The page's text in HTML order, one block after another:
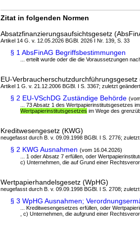
Zitat in folgenden Normen
Absatzfinanzierungsaufsichtsgesetz
Artikel 14 G. v. 12.05.2026 BGBl. 2026 I Nr. 139, S. 33
§ 1 AbsFinAG Begriffsbestimmungen
... erteilt wurde oder die die Voraussetzungen
EU-Verbraucherschutzdurchführungsgesetz
Artikel 1 G. v. 21.12.2006 BGBl. I S. 3367; zuletzt
§ 2 EU-VSchDG Zuständige Behörde
... 73 Absatz 1 des Wertpapierinstitutsgesetzes
Wertpapierinstitutsgesetzes im Wege des
Kreditwesengesetz (KWG)
neugefasst durch B. v. 09.09.1998 BGBl. I S. 2776;
§ 2 KWG Ausnahmen (vom 16.04.2026)
... 1 oder Absatz 7 erfüllen, oder
c) Unternehmen, die auf Grund einer
Wertpapierhandelsgesetz (WpHG)
neugefasst durch B. v. 09.09.1998 BGBl. I S. 2708;
§ 3 WpHG Ausnahmen;
... Kreditwesengesetzes erfüllen, oder
, c) Unternehmen, die aufgrund einer